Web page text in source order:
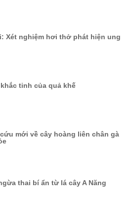
Xét nghiệm hơi thở phát hiện ung
tinh của quả khế
mới về cây hoàng liên chân gà
thai bí ẩn từ lá cây A Năng